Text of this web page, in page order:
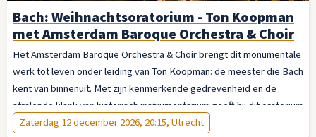
Bach: Weihnachtsoratorium - Ton Koopman
met Amsterdam Baroque Orchestra & Choir
Het Amsterdam Baroque Orchestra & Choir brengt dit monumentale
werk tot leven onder leiding van Ton Koopman: de meester die Bach
kent van binnenuit. Met zijn kenmerkende gedrevenheid en de
stralende klank van historisch instrumentarium geeft hij dit oratorium
de vanzelfsprekendheid van iets eeuwigs. Laat u meevoeren — van
Zaterdag 12 december 2026, 20:15, Utrecht